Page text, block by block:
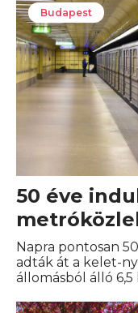
Budapest
50 éve
Napra pontosan
adták át a kelet-
állomásból álló